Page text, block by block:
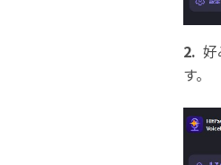
2.
す。